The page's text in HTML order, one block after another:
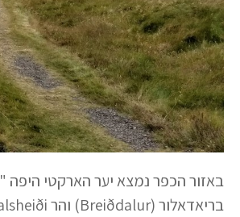
באזור הכפר נמצא יער הארקטי היפה "
בריאדאלור (Breiðdalur) והר Breiðdalsheiði הנמצא סמוך לכביש הראשי. על הכביש בין בריידאלסוויק